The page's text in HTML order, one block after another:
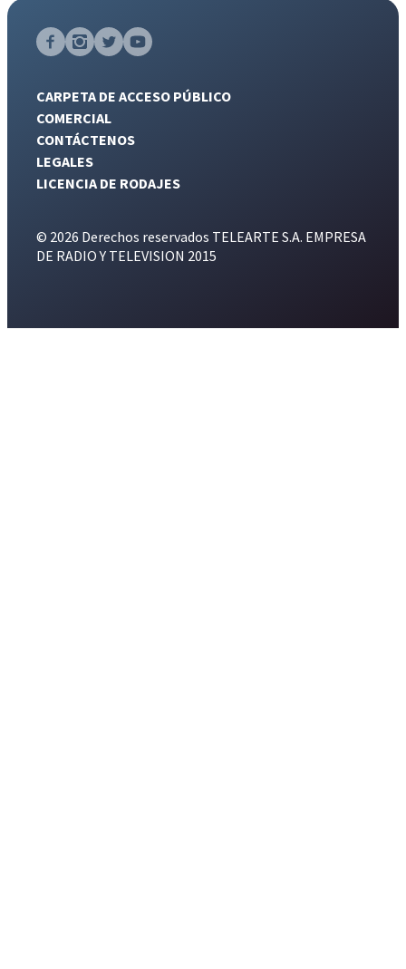
CARPETA DE ACCESO PÚBLICO
COMERCIAL
CONTÁCTENOS
LEGALES
LICENCIA DE RODAJES
© 2026 Derechos reservados TELEARTE S.A. EMPRESA
DE RADIO Y TELEVISION 2015